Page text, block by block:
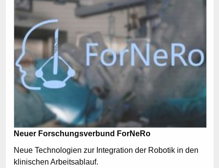
Neuer Forschungsverbund ForNeRo
Neue Technologien zur Integration der Robotik in den
klinischen Arbeitsablauf.